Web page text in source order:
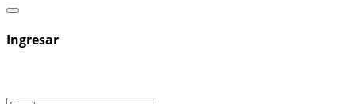
Ingresar